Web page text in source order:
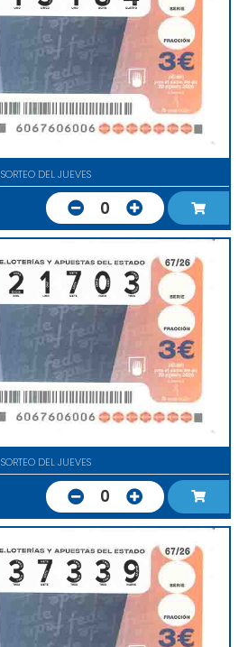
SORTEO DEL JUEVES
0
SORTEO DEL JUEVES
0